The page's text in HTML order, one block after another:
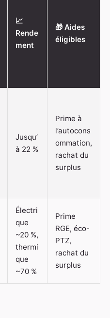
📈
Rende
ment
🎁 Aides
éligibles
Jusqu’
à 22 %
Prime à
l’autocons
ommation,
rachat du
surplus
Électri
que
~20 %,
thermi
que
~70 %
Prime
RGE, éco-
PTZ,
rachat du
surplus